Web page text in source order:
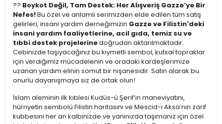
?? Boykot Değil, Tam Destek: Her Alışveriş Gazze’ye Bir
Nefes!Bu özel ve anlamlı serimizden elde edilen tüm satış
gelirleri, insani yardım derneğimizin Gazze ve Filistin'deki
insani yardım faaliyetlerine, acil gıda, temiz su ve
tıbbi destek projelerinedoğrudan aktarılmaktadır.
Cebinizde taşıyacağınız bu kıymetli sembol, kutsal topraklar
için verdiğimiz mücadelenin ve oradaki kardeşlerimize
uzanan yardım elinin somut bir nişanesidir. Satın alarak bu
onurlu dayanışmaya siz de ortak olun!
İslam aleminin ilk kıblesi Kudüs-ü Şerif’in maneviyatını,
hürriyetin sembolü Filistin haritasını ve Mescid-i Aksa’nın zarif
kubbesini her an kalbinizde ve yanınızda taşımanız için özel